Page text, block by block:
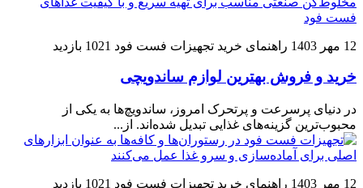
12 مهر 1403 راهنمای خرید تجهیزات فست فود 1021 بازدید
خرید و فروش بهترین لوازم ساندویچی
در دنیای پرسرعت و پرتحرک امروز، ساندویچ‌ها به یکی از
محبوب‌ترین گزینه‌های غذایی تبدیل شده‌اند. از...
12 مهر 1403 راهنمای خرید تجهیزات فست فود 1021 بازدید